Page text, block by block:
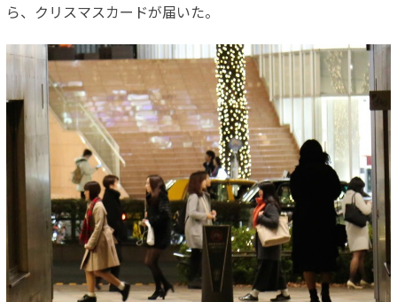
ら、クリスマスカードが届いた。